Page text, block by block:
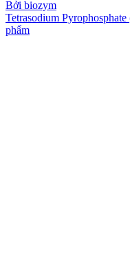
Bởi biozym
Tetrasodium
phẩm